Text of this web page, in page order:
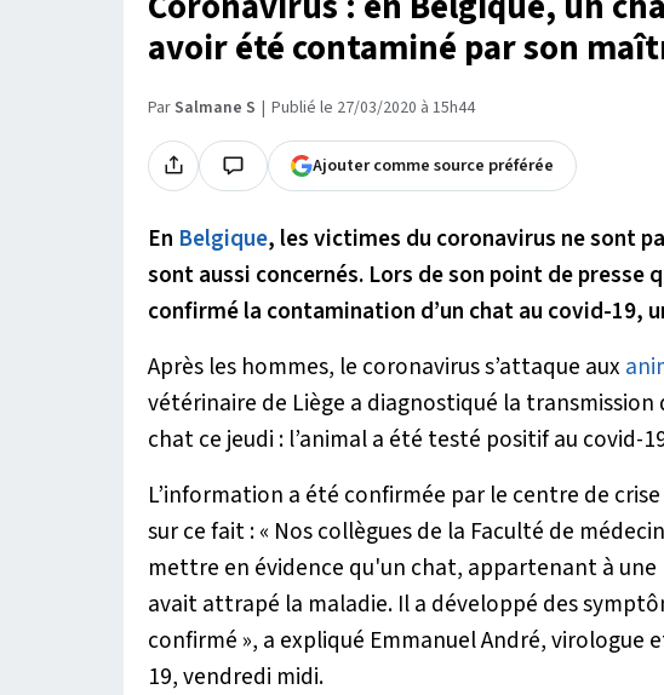
avoir été contaminé par son
ParSalmane S Publié le 27/03/2020 à 15h44
Ajouter comme source préférée
En Belgique, les victimes du coronavirus ne sont
sont aussi concernés. Lors de son point de presse
confirmé la contamination d’un chat au covid-19,
Après les hommes, le coronavirus s’attaque aux
vétérinaire de Liège a diagnostiqué la transmission
chat ce jeudi : l’animal a été testé positif au covid-
L’information a été confirmée par le centre de
sur ce fait : « Nos collègues de la Faculté de
mettre en évidence qu'un chat, appartenant à
avait attrapé la maladie. Il a développé des
confirmé », a expliqué Emmanuel André,
19, vendredi midi.